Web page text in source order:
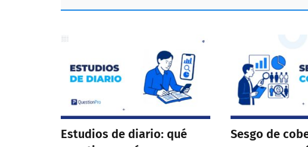
Estudios de diario: qué
Sesgo de